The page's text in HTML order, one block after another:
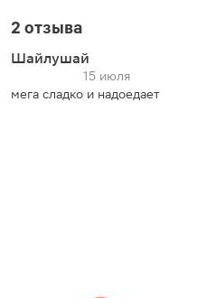
2 отзыва
Шайлушай
15 июля
мега сладко и надоедает